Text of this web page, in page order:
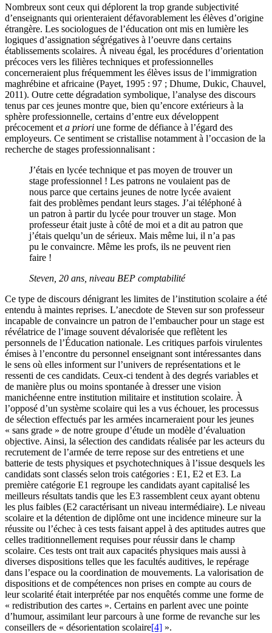
Nombreux sont ceux qui déplorent la trop grande subjectivité
d’enseignants qui orienteraient défavorablement les élèves d’origine
étrangère. Les sociologues de l’éducation ont mis en lumière les
logiques d’assignation ségrégatives à l’oeuvre dans certains
établissements scolaires. À niveau égal, les procédures d’orientation
précoces vers les filières techniques et professionnelles
concerneraient plus fréquemment les élèves issus de l’immigration
maghrébine et africaine (Payet, 1995 : 97 ; Dhume, Dukic, Chauvel,
2011). Outre cette dégradation symbolique, l’analyse des discours
tenus par ces jeunes montre que, bien qu’encore extérieurs à la
sphère professionnelle, certains d’entre eux développent
précocement et a priori une forme de défiance à l’égard des
employeurs. Ce sentiment se cristallise notamment à l’occasion de la
recherche de stages professionnalisant :
J’étais en lycée technique et pas moyen de trouver un
stage professionnel ! Les patrons ne voulaient pas de
nous parce que certains jeunes de notre lycée avaient
fait des problèmes pendant leurs stages. J’ai téléphoné à
un patron à partir du lycée pour trouver un stage. Mon
professeur était juste à côté de moi et a dit au patron que
j’étais quelqu’un de sérieux. Mais même lui, il n’a pas
pu le convaincre. Même les profs, ils ne peuvent rien
faire !
Steven, 20 ans, niveau BEP comptabilité
Ce type de discours dénigrant les limites de l’institution scolaire a été
entendu à maintes reprises. L’anecdote de Steven sur son professeur
incapable de convaincre un patron de l’embaucher pour un stage est
révélatrice de l’image souvent dévalorisée que reflètent les
personnels de l’Éducation nationale. Les critiques parfois virulentes
émises à l’encontre du personnel enseignant sont intéressantes dans
le sens où elles informent sur l’univers de représentations et le
ressenti de ces candidats. Ceux-ci tendent à des degrés variables et
de manière plus ou moins spontanée à dresser une vision
manichéenne entre institution militaire et institution scolaire. À
l’opposé d’un système scolaire qui les a vus échouer, les processus
de sélection effectués par les armées incarneraient pour les jeunes
« sans grade » de notre groupe d’étude un modèle d’évaluation
objective. Ainsi, la sélection des candidats réalisée par les acteurs du
recrutement de l’armée de terre repose sur des entretiens et une
batterie de tests physiques et psychotechniques à l’issue desquels les
candidats sont classés selon trois catégories : E1, E2 et E3. La
première catégorie E1 regroupe les candidats ayant capitalisé les
meilleurs résultats tandis que les E3 rassemblent ceux ayant obtenu
les plus faibles (E2 caractérisant un niveau intermédiaire). Le niveau
scolaire et la détention de diplôme ont une incidence mineure sur la
réussite ou l’échec à ces tests faisant appel à des aptitudes autres que
celles traditionnellement requises pour réussir dans le champ
scolaire. Ces tests ont trait aux capacités physiques mais aussi à
diverses dispositions telles que les facultés auditives, le repérage
dans l’espace ou la coordination de mouvements. La valorisation de
dispositions et de compétences non prises en compte au cours de
leur scolarité était interprétée par nos enquêtés comme une forme de
« redistribution des cartes ». Certains en parlent avec une pointe
d’humour, assimilant leur parcours à une forme de revanche sur les
conseillers de « désorientation scolaire[4] ».